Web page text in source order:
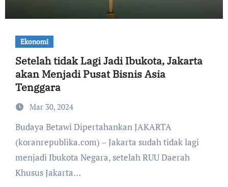
Ekonomi
Setelah tidak Lagi Jadi Ibukota, Jakarta
akan Menjadi Pusat Bisnis Asia
Tenggara
Mar 30, 2024
Budaya Betawi Dipertahankan JAKARTA
(koranrepublika.com) – Jakarta sudah tidak lagi
menjadi Ibukota Negara, setelah RUU Daerah
Khusus Jakarta…